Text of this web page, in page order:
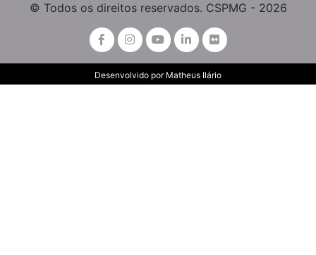
© Todos os direitos reservados. CSPMG - 2026
Desenvolvido por Matheus Ilário